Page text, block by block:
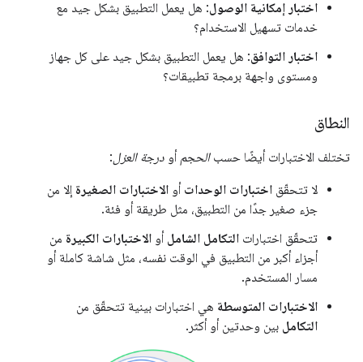
اختبار إمكانية الوصول: هل يعمل التطبيق بشكل جيد مع
خدمات تسهيل الاستخدام؟
اختبار التوافق: هل يعمل التطبيق بشكل جيد على كل جهاز
ومستوى واجهة برمجة تطبيقات؟
النطاق
تختلف الاختبارات أيضًا حسبالحجم أو درجة العزل:
لا تتحقّق اختبارات الوحدات أو الاختبارات الصغيرة إلا من
جزء صغير جدًا من التطبيق، مثل طريقة أو فئة.
تتحقّق اختبارات التكامل الشامل أو الاختبارات الكبيرة من
أجزاء أكبر من التطبيق في الوقت نفسه، مثل شاشة كاملة أو
مسار المستخدم.
الاختبارات المتوسطة هي اختبارات بينية تتحقّق من
التكامل بين وحدتين أو أكثر.